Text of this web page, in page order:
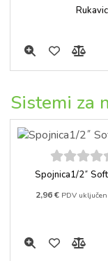
Sistemi za
5out
Spojnica1/2˝
2,96€ PDV uključen